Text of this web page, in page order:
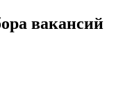
вакансий